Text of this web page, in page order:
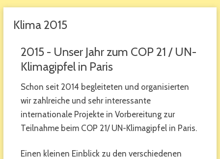
Klima 2015
2015 - Unser Jahr zum COP 21 / UN-
Klimagipfel in Paris
Schon seit 2014 begleiteten und organisierten
wir zahlreiche und sehr interessante
internationale Projekte in Vorbereitung zur
Teilnahme beim COP 21/ UN-Klimagipfel in Paris.
Einen kleinen Einblick zu den verschiedenen